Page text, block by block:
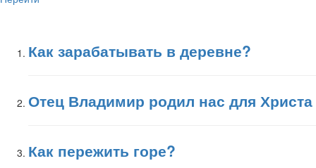
Как зарабатывать в деревне?
Отец Владимир родил нас для Христа
Как пережить горе?